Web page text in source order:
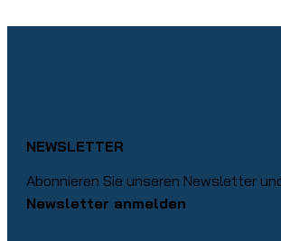
NEWSLETTER
Abonnieren Sie unseren Newsletter
Newsletter anmelden